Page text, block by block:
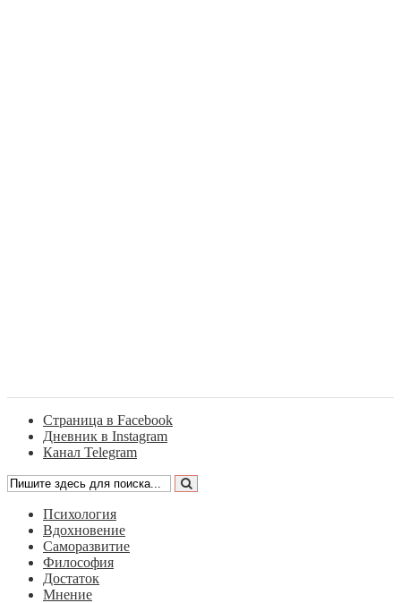
Страница в Facebook
Дневник в Instagram
Канал Telegram
Психология
Вдохновение
Саморазвитие
Философия
Достаток
Мнение